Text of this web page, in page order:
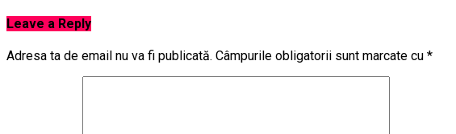
Leave a Reply
Adresa ta de email nu va fi publicată. Câmpurile obligatorii sunt marcate cu *